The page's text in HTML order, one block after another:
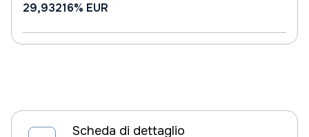
29,93216% EUR
Scheda di dettaglio